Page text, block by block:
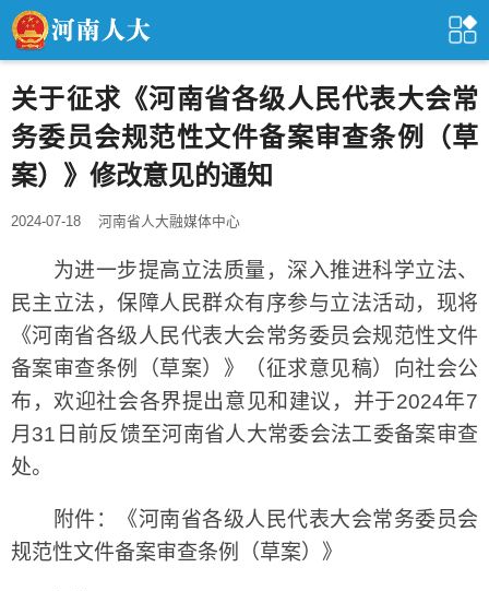
关于征求《河南省各级人民代表大会常
务委员会规范性文件备案审查条例（草
案）》修改意见的通知
2024-07-18 河南省人大融媒体中心
为进一步提高立法质量，深入推进科学立法、
民主立法，保障人民群众有序参与立法活动，现将
《河南省各级人民代表大会常务委员会规范性文件
备案审查条例（草案）》（征求意见稿）向社会公
布，欢迎社会各界提出意见和建议，并于2024年7
月31日前反馈至河南省人大常委会法工委备案审查
处。
附件：《河南省各级人民代表大会常务委员会
规范性文件备案审查条例（草案）》